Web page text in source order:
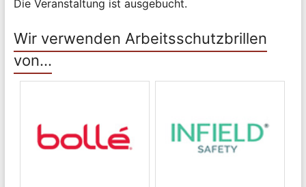
Die Veranstaltung ist ausgebucht.
Wir verwenden Arbeitsschutzbrillen
von…